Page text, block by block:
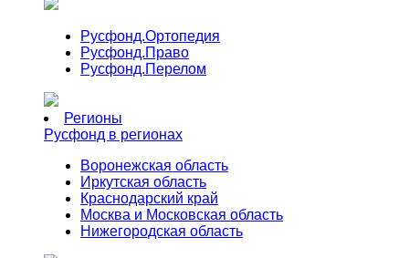
Русфонд.Ортопедия
Русфонд.Право
Русфонд.Перелом
Регионы
Русфонд в регионах
Воронежская область
Иркутская область
Краснодарский край
Москва и Московская область
Нижегородская область